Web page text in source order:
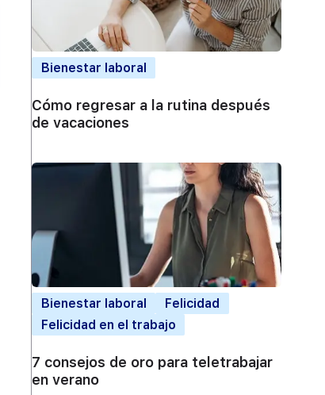
Bienestar laboral
Cómo regresar a la rutina después
de vacaciones
Bienestar laboral
Felicidad
Felicidad en el trabajo
7 consejos de oro para teletrabajar
en verano